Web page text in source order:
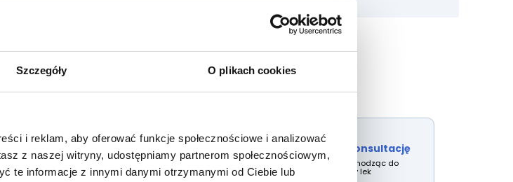
Szczegóły O plikach cookies
i reklam, aby oferować funkcje społecznościowe i analizować
z naszej witryny, udostępniamy partnerom społecznościowym,
te informacje z innymi danymi otrzymanymi od Ciebie lub
uszu () - 1 poj. 15 ml
Rozpocznij konsultację
Wybierz lek przechodząc do
wyszukiwarki inny lek